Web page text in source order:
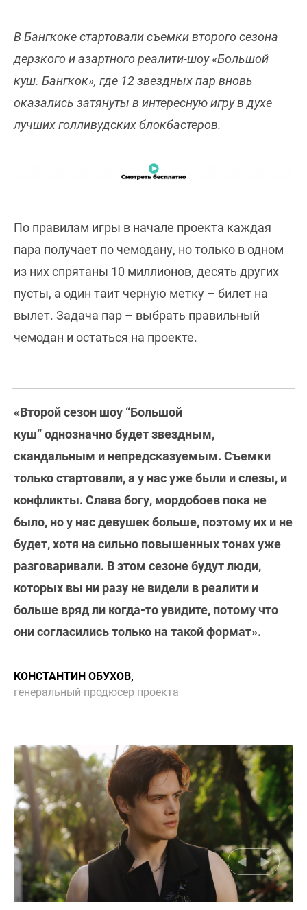
В Бангкоке стартовали съемки второго сезона
дерзкого и азартного реалити-шоу «Большой
куш. Бангкок», где 12 звездных пар вновь
оказались затянуты в интересную игру в духе
лучших голливудских блокбастеров.
По правилам игры в начале проекта каждая
пара получает по чемодану, но только в одном
из них спрятаны 10 миллионов, десять других
пусты, а один таит черную метку – билет на
вылет. Задача пар – выбрать правильный
чемодан и остаться на проекте.
«Второй сезон шоу “Большой
куш” однозначно будет звездным,
скандальным и непредсказуемым. Съемки
только стартовали, а у нас уже были и слезы, и
конфликты. Слава богу, мордобоев пока не
было, но у нас девушек больше, поэтому их и не
будет, хотя на сильно повышенных тонах уже
разговаривали. В этом сезоне будут люди,
которых вы ни разу не видели в реалити и
больше вряд ли когда-то увидите, потому что
они согласились только на такой формат».
КОНСТАНТИН ОБУХОВ,
генеральный продюсер проекта